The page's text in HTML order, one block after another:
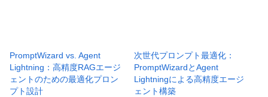
PromptWizard vs. Agent
Lightning：高精度RAGエージ
ェントのための最適化プロン
プト設計
次世代プロンプト最適化：
PromptWizardとAgent
Lightningによる高精度エージ
ェント構築